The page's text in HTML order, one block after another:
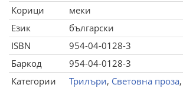
Корици
меки
Език
български
ISBN
954-04-0128-3
Баркод
954-04-0128-3
Категории
Трилъри, Световна проза,